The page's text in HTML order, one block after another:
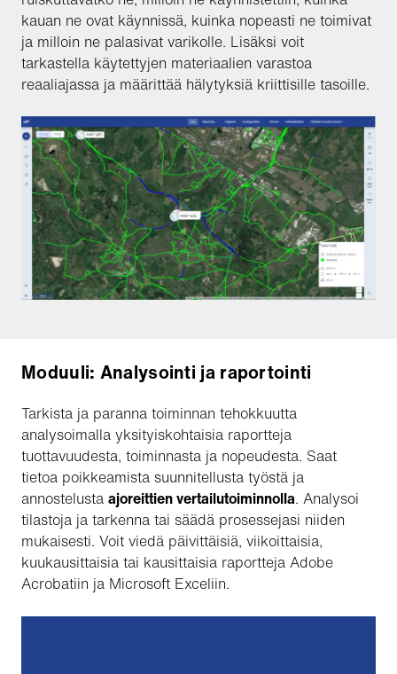
kauan ne ovat käynnissä, kuinka nopeasti ne toimivat
ja milloin ne palasivat varikolle. Lisäksi voit
tarkastella käytettyjen materiaalien varastoa
reaaliajassa ja määrittää hälytyksiä kriittisille tasoille.
Moduuli: Analysointi ja raportointi
Tarkista ja paranna toiminnan tehokkuutta
analysoimalla yksityiskohtaisia raportteja
tuottavuudesta, toiminnasta ja nopeudesta. Saat
tietoa poikkeamista suunnitellusta työstä ja
annostelusta ajoreittien vertailutoiminnolla. Analysoi
tilastoja ja tarkenna tai säädä prosessejasi niiden
mukaisesti. Voit viedä päivittäisiä, viikoittaisia,
kuukausittaisia tai kausittaisia raportteja Adobe
Acrobatiin ja Microsoft Exceliin.